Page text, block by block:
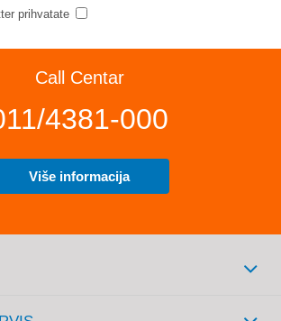
prihvatate
Call Centar
4381-000
Više informacija